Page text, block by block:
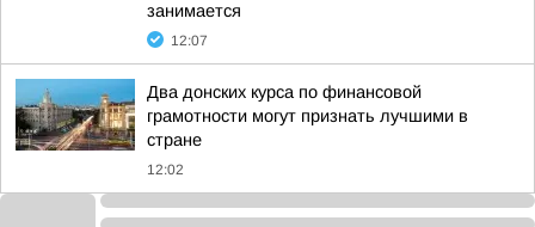
занимается
12:07
Два донских курса по финансовой
грамотности могут признать лучшими в
стране
12:02